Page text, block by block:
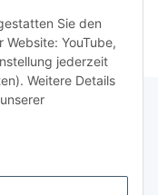
Sie den
YouTube,
jederzeit
Weitere Details